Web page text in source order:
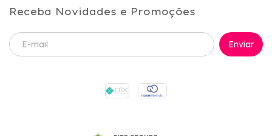
Receba Novidades e Promoções